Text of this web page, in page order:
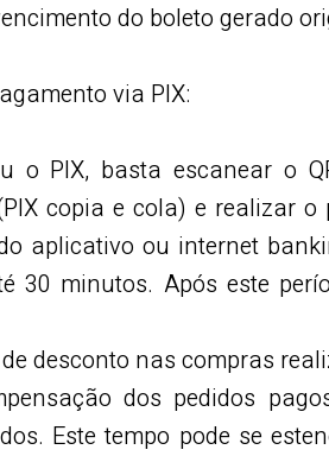
do boleto gerado
via PIX:
o PIX, basta escanear o
copia e cola) e realizar o
aplicativo ou internet
30 minutos. Após este
de desconto nas compras
dos pedidos
Este tempo pode se